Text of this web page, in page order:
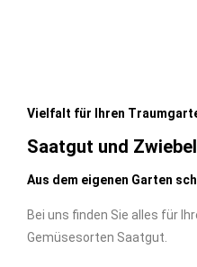
Vielfalt für Ihren
Saatgut und
Aus dem eigenen Garten
Bei uns finden Sie alles für
Gemüsesorten Saatgut.